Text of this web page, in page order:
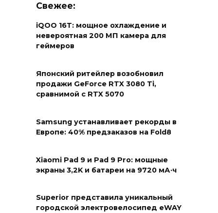
Свежее:
iQOO 16T: мощное охлаждение и
невероятная 200 МП камера для
геймеров
Японский ритейлер возобновил
продажи GeForce RTX 3080 Ti,
сравнимой с RTX 5070
Samsung устанавливает рекорды в
Европе: 40% предзаказов на Fold8
Xiaomi Pad 9 и Pad 9 Pro: мощные
экраны 3,2K и батареи на 9720 мА·ч
Superior представила уникальный
городской электровелосипед eWAY